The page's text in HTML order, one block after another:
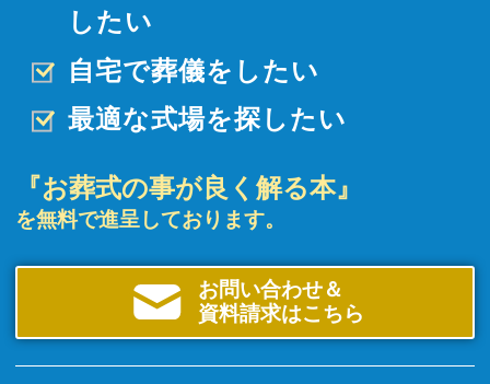
したい
自宅で葬儀をしたい
最適な式場を探したい
『お葬式の事が良く解る本』
を無料で進呈しております。
お問い合わせ＆
資料請求はこちら